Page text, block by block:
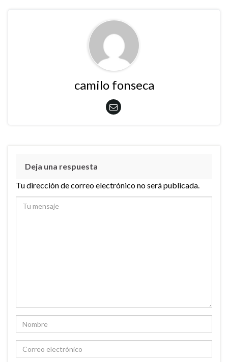
camilo fonseca
Deja una respuesta
Tu dirección de correo electrónico no será publicada.